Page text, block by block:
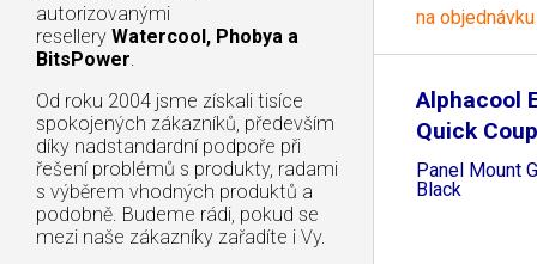
autorizovanými
resellery Watercool, Phobya a
BitsPower.
Od roku 2004 jsme získali tisíce
spokojených zákazníků, především
díky nadstandardní podpoře při
řešení problémů s produkty, radami
s výběrem vhodných produktů a
podobně. Budeme rádi, pokud se
mezi naše zákazníky zařadíte i Vy.
na objednávku
Alphacool
Quick
Panel Mount
Black